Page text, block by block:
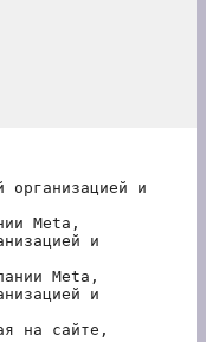
организацией и
Meta,
и
Meta,
и
на сайте,